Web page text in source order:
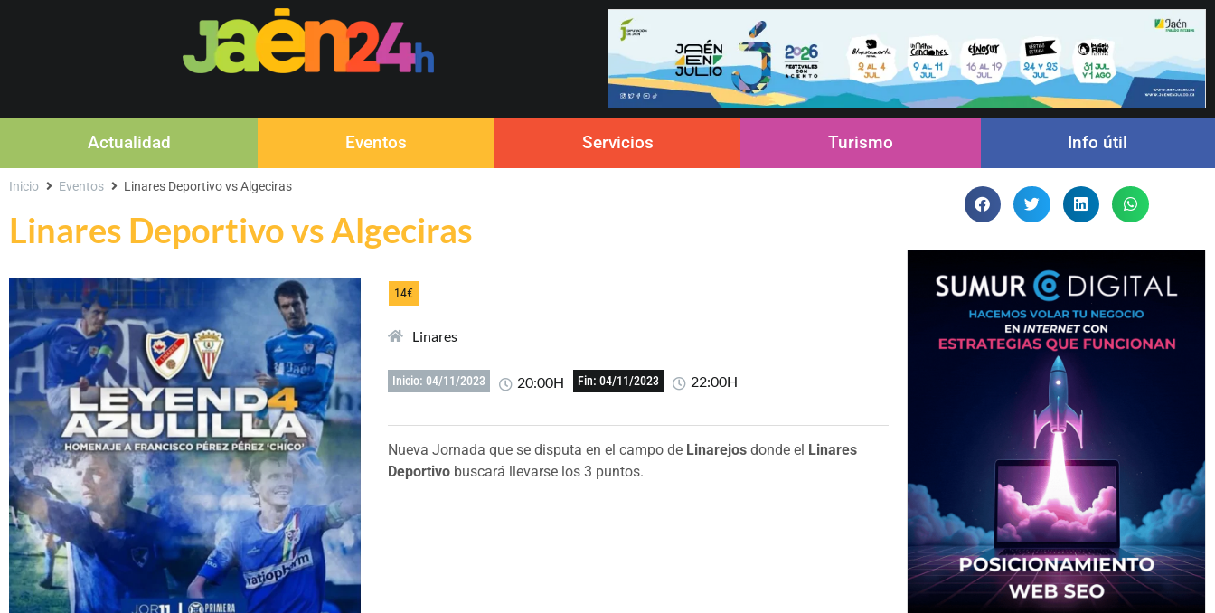
Actualidad Eventos Servicios Turismo Info útil
Linares Deportivo vs Algeciras
Inicio Eventos Linares Deportivo vs Algeciras
14€
Linares
Inicio: 04/11/2023 20:00H Fin: 04/11/2023 22:00H
Nueva Jornada que se disputa en el campo de Linarejos donde el Linares
Deportivo buscará llevarse los 3 puntos.